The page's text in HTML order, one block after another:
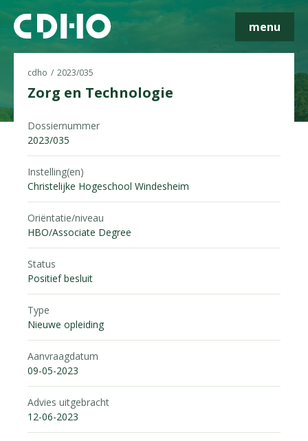
menu
cdho 2023/035
Zorg en Technologie
Dossiernummer
2023/035
Instelling(en)
Christelijke Hogeschool Windesheim
Oriëntatie/niveau
HBO/Associate Degree
Status
Positief besluit
Type
Nieuwe opleiding
Aanvraagdatum
09-05-2023
Advies uitgebracht
12-06-2023